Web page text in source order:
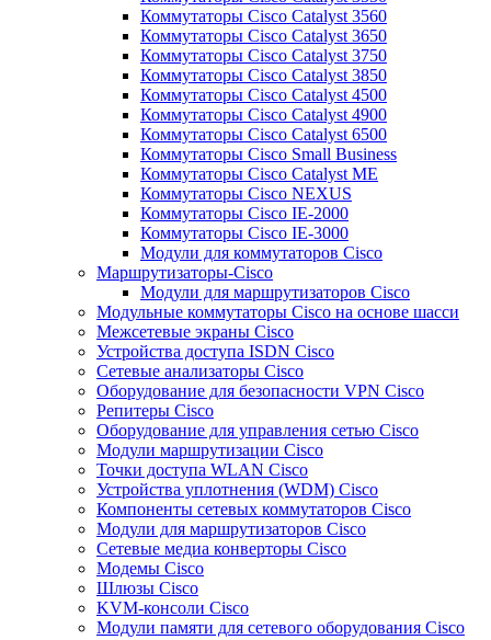
Коммутаторы Cisco Catalyst 3560
Коммутаторы Cisco Catalyst 3650
Коммутаторы Cisco Catalyst 3750
Коммутаторы Cisco Catalyst 3850
Коммутаторы Cisco Catalyst 4500
Коммутаторы Cisco Catalyst 4900
Коммутаторы Cisco Catalyst 6500
Коммутаторы Cisco Small Business
Коммутаторы Cisco Catalyst ME
Коммутаторы Cisco NEXUS
Коммутаторы Cisco IE-2000
Коммутаторы Cisco IE-3000
Модули для коммутаторов Cisco
Маршрутизаторы-Cisco
Модули для маршрутизаторов Cisco
Модульные коммутаторы Cisco на основе шасси
Межсетевые экраны Cisco
Устройства доступа ISDN Cisco
Сетевые анализаторы Cisco
Оборудование для безопасности VPN Cisco
Репитеры Cisco
Оборудование для управления сетью Cisco
Модули маршрутизации Cisco
Точки доступа WLAN Cisco
Устройства уплотнения (WDM) Cisco
Компоненты сетевых коммутаторов Cisco
Модули для маршрутизаторов Cisco
Сетевые медиа конверторы Cisco
Модемы Cisco
Шлюзы Cisco
KVM-консоли Cisco
Модули памяти для сетевого оборудования Cisco